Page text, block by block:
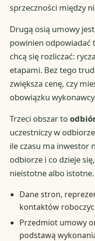
sprzeczności między
Drugą osią umowy
powinien odpowiadać
chcą się rozliczać:
etapami. Bez tego
zwiększa cenę, czy
obowiązku
Trzeci obszar to
uczestniczy w
ile czasu ma inwestor
odbiorze i co dzieje
nieistotne albo istotne.
Dane stron,
kontaktów
Przedmiot umowy
podstawą